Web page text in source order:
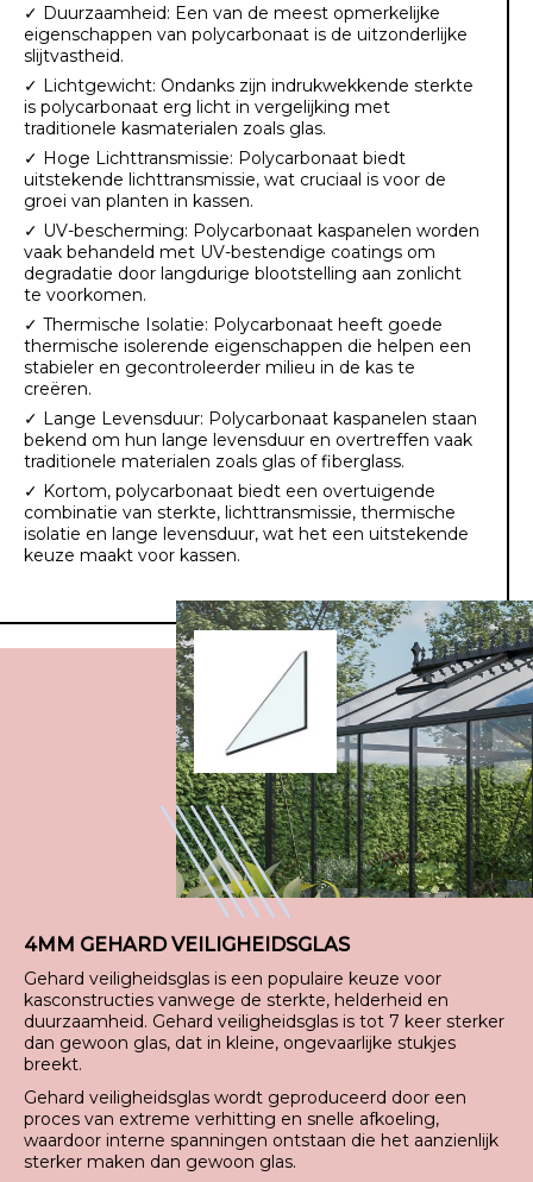
✓ Duurzaamheid: Een van de meest opmerkelijke
eigenschappen van polycarbonaat is de uitzonderlijke
slijtvastheid.
✓ Lichtgewicht: Ondanks zijn indrukwekkende sterkte
is polycarbonaat erg licht in vergelijking met
traditionele kasmaterialen zoals glas.
✓ Hoge Lichttransmissie: Polycarbonaat biedt
uitstekende lichttransmissie, wat cruciaal is voor de
groei van planten in kassen.
✓ UV-bescherming: Polycarbonaat kaspanelen worden
vaak behandeld met UV-bestendige coatings om
degradatie door langdurige blootstelling aan zonlicht
te voorkomen.
✓ Thermische Isolatie: Polycarbonaat heeft goede
thermische isolerende eigenschappen die helpen een
stabieler en gecontroleerder milieu in de kas te
creëren.
✓ Lange Levensduur: Polycarbonaat kaspanelen staan
bekend om hun lange levensduur en overtreffen vaak
traditionele materialen zoals glas of fiberglass.
✓ Kortom, polycarbonaat biedt een overtuigende
combinatie van sterkte, lichttransmissie, thermische
isolatie en lange levensduur, wat het een uitstekende
keuze maakt voor kassen.
4MM GEHARD VEILIGHEIDSGLAS
Gehard veiligheidsglas is een populaire keuze voor
kasconstructies vanwege de sterkte, helderheid en
duurzaamheid. Gehard veiligheidsglas is tot 7 keer sterker
dan gewoon glas, dat in kleine, ongevaarlijke stukjes
breekt.
Gehard veiligheidsglas wordt geproduceerd door een
proces van extreme verhitting en snelle afkoeling,
waardoor interne spanningen ontstaan die het aanzienlijk
sterker maken dan gewoon glas.